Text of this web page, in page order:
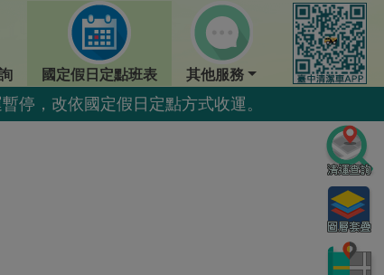
國定假日定點班表 其他服務
停，改依國定假日定點方式收運。